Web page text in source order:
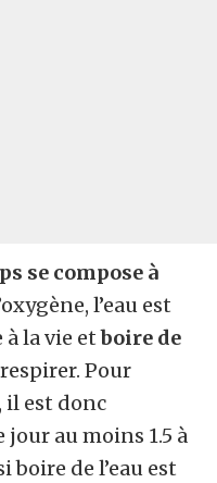
se compose à
l’eau est
la vie etboire de
Pour
il est donc
jour au moins 1.5 à
boire de l’eau est